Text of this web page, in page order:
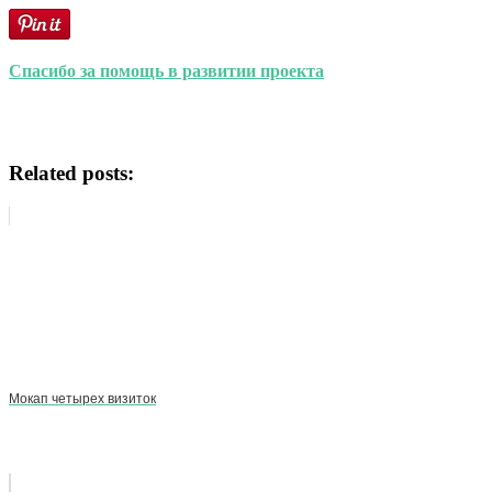
Спасибо за помощь в развитии проекта
Related posts:
Мокап четырех визиток